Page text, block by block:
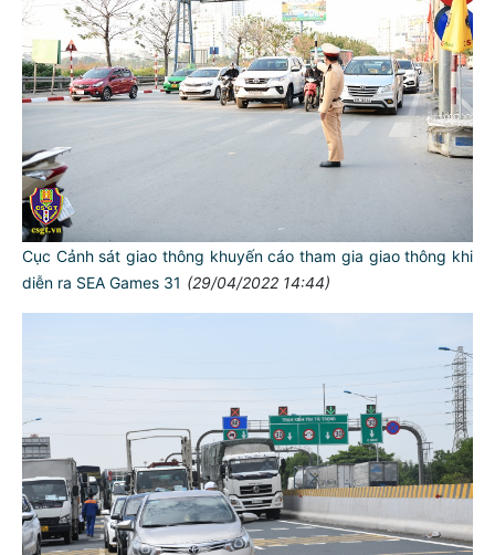
Cục Cảnh sát giao thông khuyến cáo tham gia giao thông khi
diễn ra SEA Games 31 (29/04/2022 14:44)